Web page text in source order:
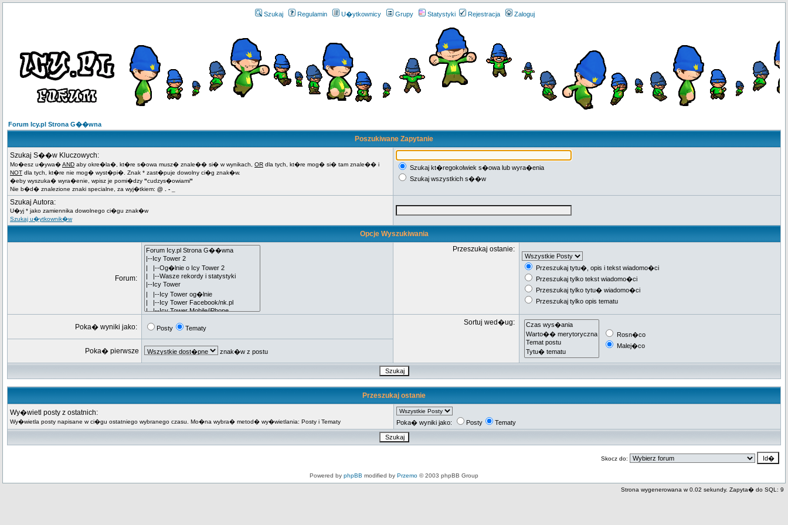
Szukaj Regulamin U�ytkownicy Grupy Statystyki Rejestracja Zaloguj
Forum Icy.pl Strona G��wna
Poszukiwane Zapytanie
Szukaj S��w Kluczowych:
Mo�esz u�ywa�AND aby okre�la�, kt�re s�owa musz� znale�� si� w wynikach, OR dla tych, kt�re mog� si� tam znale�� i
NOT dla tych, kt�re nie mog� wyst�pi�. Znak * zast�puje dowolny ci�g znak�w.
�eby wyszuka� wyra�enie, wpisz je pomi�dzy "cudzys�owiami"
Nie b�d� znalezione znaki specialne, za wyj�tkiem: @ . - _
Szukaj kt�regokolwiek s�owa lub wyra�enia
Szukaj wszystkich s��w
Szukaj Autora:
U�yj * jako zamiennika dowolnego ci�gu znak�w
Szukaj u�ytkownik�w
Opcje Wyszukiwania
Forum:
Przeszukaj ostanie:
Przeszukaj tytu�, opis i tekst wiadomo�ci
Przeszukaj tylko tekst wiadomo�ci
Przeszukaj tylko tytu� wiadomo�ci
Przeszukaj tylko opis tematu
Poka� wyniki jako: Posty Tematy
Sortuj wed�ug:
Rosn�co
Malej�co
Poka� pierwsze znak�w z postu
Przeszukaj ostanie
Wy�wietl posty z ostatnich:
Wy�wietla posty napisane w ci�gu ostatniego wybranego czasu. Mo�na wybra� metod� wy�wietlania: Posty i Tematy Poka� wyniki jako: Posty Tematy
Skocz do:
Powered by phpBB modified by Przemo © 2003 phpBB Group
Strona wygenerowana w 0.02 sekundy. Zapyta� do SQL: 9